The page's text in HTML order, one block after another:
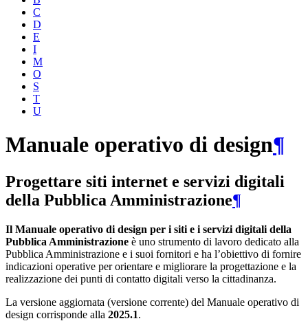
C
D
E
I
M
O
S
T
U
Manuale operativo di design¶
Progettare siti internet e servizi digitali
della Pubblica Amministrazione¶
Il Manuale operativo di design per i siti e i servizi digitali della
Pubblica Amministrazione è uno strumento di lavoro dedicato alla
Pubblica Amministrazione e i suoi fornitori e ha l’obiettivo di fornire
indicazioni operative per orientare e migliorare la progettazione e la
realizzazione dei punti di contatto digitali verso la cittadinanza.
La versione aggiornata (versione corrente) del Manuale operativo di
design corrisponde alla 2025.1.